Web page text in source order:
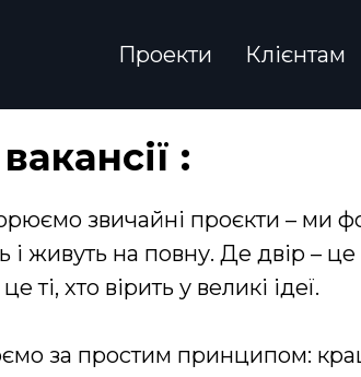
Проекти Клієнтам
:
звичайні проєкти – ми
і живуть на повну. Де двір –
ті, хто вірить у великі ідеї.
за простим принципом: